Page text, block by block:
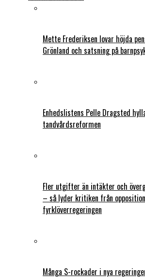
Mette Frederiksen lovar höjda
Grönland och satsning på
Enhedslistens Pelle Dragsted
tandvårdsreformen
Fler utgifter än intäkter och
– så lyder kritiken från
fyrklöverregeringen
Många S-rockader i nya